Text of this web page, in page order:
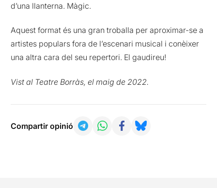
d’una llanterna. Màgic.
Aquest format és una gran troballa per aproximar-se a
artistes populars fora de l’escenari musical i conèixer
una altra cara del seu repertori. El gaudireu!
Vist al Teatre Borràs, el maig de 2022.
Compartir opinió